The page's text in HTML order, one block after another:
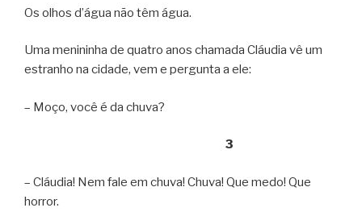
Os olhos d’água não têm água.
Uma menininha de quatro anos chamada Cláudia vê um
estranho na cidade, vem e pergunta a ele:
– Moço, você é da chuva?
3
– Cláudia! Nem fale em chuva! Chuva! Que medo! Que
horror.